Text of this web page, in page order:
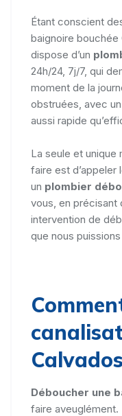
Étant conscient
baignoire
dispose d’un
24h/24, 7j/7, qui
moment de la
obstruées, avec
aussi rapide
La seule et unique
faire est
un plombier
vous, en précisant
intervention de
que nous
Déboucher une
faire